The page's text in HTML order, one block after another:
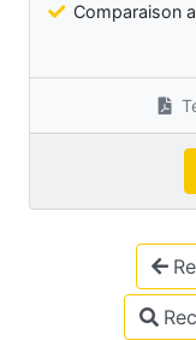
Comparaison